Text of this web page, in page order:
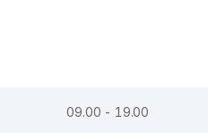
09.00 - 19.00